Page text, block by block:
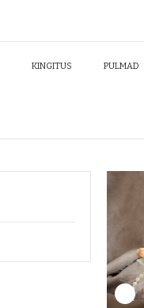
KINGITUS PULMAD